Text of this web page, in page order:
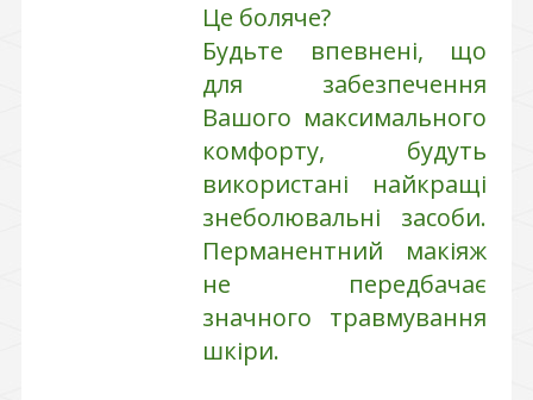
Це боляче?
Будьте впевнені, що
для забезпечення
Вашого максимального
комфорту, будуть
використані найкращі
знеболювальні засоби.
Перманентний макіяж
не передбачає
значного травмування
шкіри.